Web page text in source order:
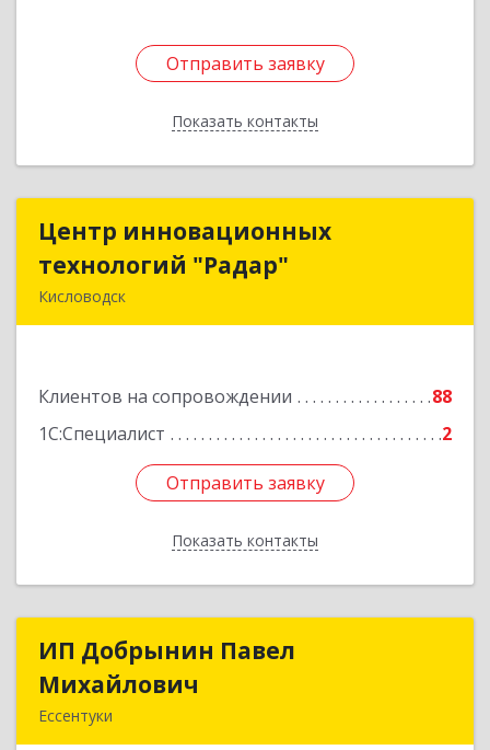
Отправить заявку
Показать контакты
Отправить заявку
Назад
Центр инновационных
технологий "Радар"
Кисловодск
Клиентов на сопровождении
88
1С:Специалист
2
Отправить заявку
Показать контакты
Центр инновационных
технологий "Радар"
Подробнее
Отправить заявку
Назад
ИП Добрынин Павел
Михайлович
Ессентуки
ИП Добрынин Павел